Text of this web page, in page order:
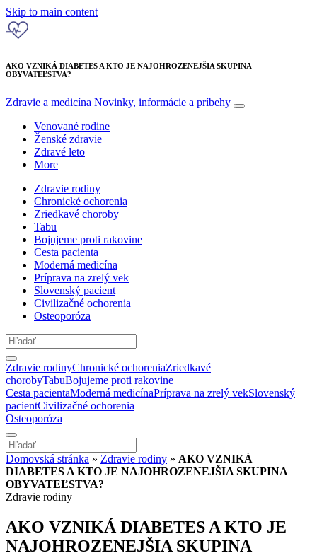
Skip to main content
AKO VZNIKÁ DIABETES A KTO JE NAJOHROZENEJŠIA SKUPINA
OBYVATEĽSTVA?
Zdravie a medicína Novinky, informácie a príbehy
Venované rodine
Ženské zdravie
Zdravé leto
More
Zdravie rodiny
Chronické ochorenia
Zriedkavé choroby
Tabu
Bojujeme proti rakovine
Cesta pacienta
Moderná medicína
Príprava na zrelý vek
Slovenský pacient
Civilizačné ochorenia
Osteoporóza
Zdravie rodinyChronické ochoreniaZriedkavé
chorobyTabuBojujeme proti rakovine
Cesta pacientaModerná medicínaPríprava na zrelý vekSlovenský
pacientCivilizačné ochorenia
Osteoporóza
Domovská stránka » Zdravie rodiny » AKO VZNIKÁ
DIABETES A KTO JE NAJOHROZENEJŠIA SKUPINA
OBYVATEĽSTVA?
Zdravie rodiny
AKO VZNIKÁ DIABETES A KTO JE
NAJOHROZENEJŠIA SKUPINA